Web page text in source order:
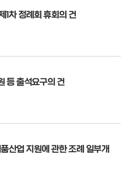
차 정례회 휴회의 건
등 출석요구의 건
산업 지원에 관한 조례 일부개